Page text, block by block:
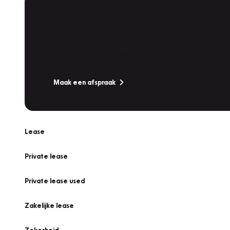
Maak een afspraak
Lease
Private lease
Private lease used
Zakelijke lease